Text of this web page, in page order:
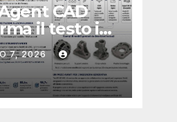
CAD
il testo in
116
token
7, 2026